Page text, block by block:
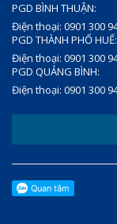
PGD BÌNH THUẬN:
Điện thoại: 0901 300
PGD THÀNH PHỐ HUẾ:
Điện thoại: 0901 300
PGD QUẢNG BÌNH:
Điện thoại: 0901 300